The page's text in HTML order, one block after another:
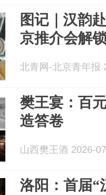
图记｜汉韵
京推介会解
北青网-北京青年报
樊王宴：百
造答卷
山西樊王酒 2026-
洛阳：首届“